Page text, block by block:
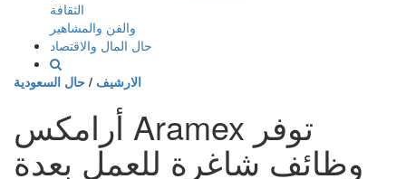
الثقافة
والفن والمشاهير
حال المال والاقتصاد
الارشيف / حال السعودية
أرامكس Aramex توفر
وظائف شاغرة للعمل بعدة